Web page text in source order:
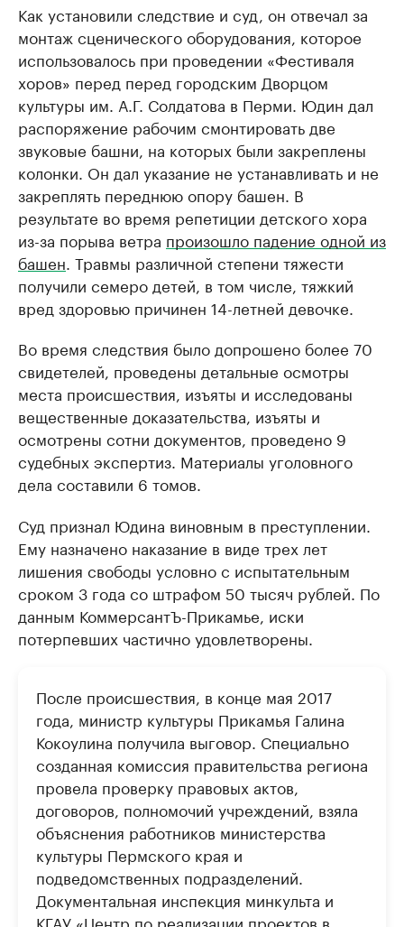
Как установили следствие и суд, он отвечал за
монтаж сценического оборудования, которое
использовалось при проведении «Фестиваля
хоров» перед перед городским Дворцом
культуры им. А.Г. Солдатова в Перми. Юдин дал
распоряжение рабочим смонтировать две
звуковые башни, на которых были закреплены
колонки. Он дал указание не устанавливать и не
закреплять переднюю опору башен. В
результате во время репетиции детского хора
из-за порыва ветра произошло падение одной из
башен . Травмы различной степени тяжести
получили семеро детей, в том числе, тяжкий
вред здоровью причинен 14-летней девочке.
Во время следствия было допрошено более 70
свидетелей, проведены детальные осмотры
места происшествия, изъяты и исследованы
вещественные доказательства, изъяты и
осмотрены сотни документов, проведено 9
судебных экспертиз. Материалы уголовного
дела составили 6 томов.
Суд признал Юдина виновным в преступлении.
Ему назначено наказание в виде трех лет
лишения свободы условно с испытательным
сроком 3 года со штрафом 50 тысяч рублей. По
данным КоммерсантЪ-Прикамье, иски
потерпевших частично удовлетворены.
После происшествия, в конце мая 2017
года, министр культуры Прикамья Галина
Кокоулина получила выговор. Специально
созданная комиссия правительства региона
провела проверку правовых актов,
договоров, полномочий учреждений, взяла
объяснения работников министерства
культуры Пермского края и
подведомственных подразделений.
Документальная инспекция минкульта и
КГАУ «Центр по реализации проектов в